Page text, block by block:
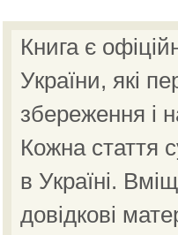
Книга є
України, які
збереження і
Кожна стаття
в Україні.
довідкові